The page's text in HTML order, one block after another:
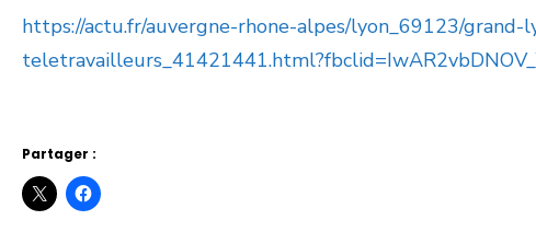
https://actu.fr/auvergne-rhone-alpes/lyon_69123/
Partager :